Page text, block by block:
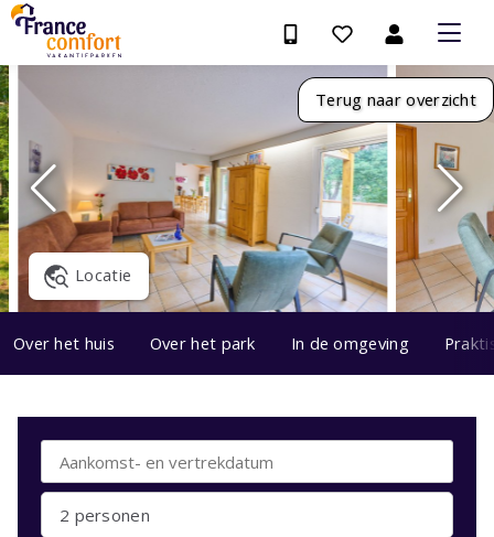
Terug naar overzicht
Locatie
Over het huis Over het park In de omgeving
2 personen